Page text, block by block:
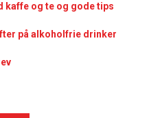
kaffe og te og gode tips
på alkoholfrie drinker